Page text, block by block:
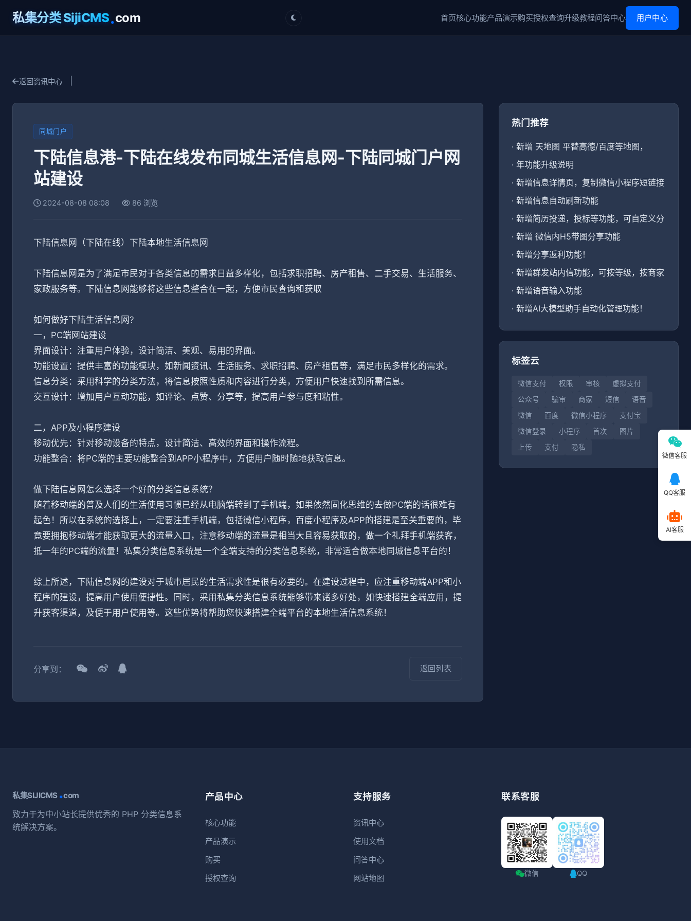
私集分类 SijiCMS.com 首页核心功能产品演示购买授权查询升级教程问答中心 用户中心
返回资讯中心
同城门户
下陆信息港-下陆在线发布同城生活信息网-下陆同城门户网
站建设
2024-08-08 08:08 86 浏览
下陆信息网（下陆在线）下陆本地生活信息网
下陆信息网是为了满足市民对于各类信息的需求日益多样化，包括求职招聘、房产租售、二手交易、生活服务、
家政服务等。下陆信息网能够将这些信息整合在一起，方便市民查询和获取
如何做好下陆生活信息网?
一，PC端网站建设
界面设计：注重用户体验，设计简洁、美观、易用的界面。
功能设置：提供丰富的功能模块，如新闻资讯、生活服务、求职招聘、房产租售等，满足市民多样化的需求。
信息分类：采用科学的分类方法，将信息按照性质和内容进行分类，方便用户快速找到所需信息。
交互设计：增加用户互动功能，如评论、点赞、分享等，提高用户参与度和粘性。
二，APP及小程序建设
移动优先：针对移动设备的特点，设计简洁、高效的界面和操作流程。
功能整合：将PC端的主要功能整合到APP小程序中，方便用户随时随地获取信息。
做下陆信息网怎么选择一个好的分类信息系统？
随着移动端的普及人们的生活使用习惯已经从电脑端转到了手机端，如果依然固化思维的去做PC端的话很难有
起色！所以在系统的选择上，一定要注重手机端，包括微信小程序，百度小程序及APP的搭建是至关重要的，毕
竟要拥抱移动端才能获取更大的流量入口，注意移动端的流量是相当大且容易获取的，做一个礼拜手机端获客，
抵一年的PC端的流量！私集分类信息系统是一个全端支持的分类信息系统，非常适合做本地同城信息平台的！
综上所述，下陆信息网的建设对于城市居民的生活需求性是很有必要的。在建设过程中，应注重移动端APP和小
程序的建设，提高用户使用便捷性。同时，采用私集分类信息系统能够带来诸多好处，如快速搭建全端应用，提
升获客渠道，及便于用户使用等。这些优势将帮助您快速搭建全端平台的本地生活信息系统！
分享到： 返回列表
热门推荐
· 新增 天地图 平替高德/百度等地图，
· 年功能升级说明
· 新增信息详情页，复制微信小程序短链接
· 新增信息自动刷新功能
· 新增简历投递，投标等功能，可自定义分
· 新增 微信内H5带图分享功能
· 新增分享返利功能！
· 新增群发站内信功能，可按等级，按商家
· 新增语音输入功能
· 新增AI大模型助手自动化管理功能！
标签云
微信支付 权限 审核
虚拟支付
公众号
骗审 商家 短信
语音
微信
百度 微信小程序
支付宝
微信登录
小程序 首次
图片
上传
支付 隐私
私集SIJICMS .com
致力于为中小站长提供优秀的 PHP 分类信息系
统解决方案。
产品中心
核心功能
产品演示
购买
授权查询
支持服务
资讯中心
使用文档
问答中心
网站地图
联系客服
微信 QQ
微信客服
QQ客服
AI客服